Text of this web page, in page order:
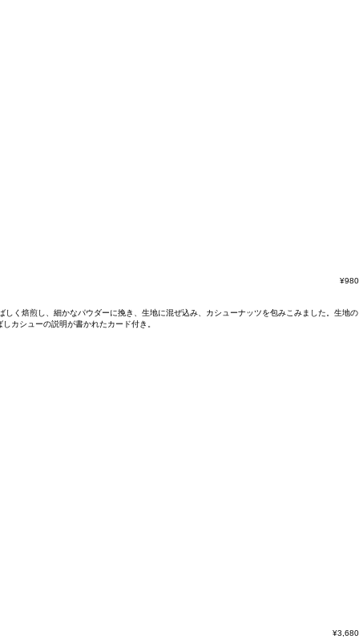
¥980
く焙煎し、細かなパウダーに挽き、生地に混ぜ込み、カシューナッツを包みこみました。生地の
カシューの説明が書かれたカード付き。
¥3,680